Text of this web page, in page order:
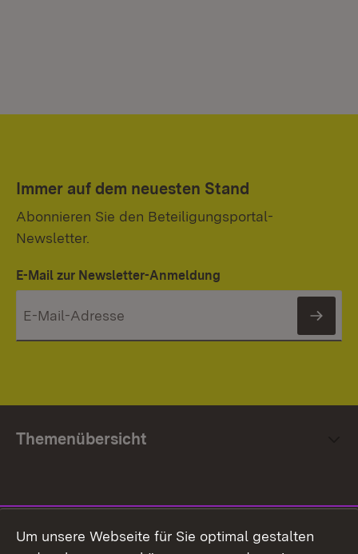
Immer auf dem neuesten Stand
Abonnieren Sie den Beteiligungsportal-
Newsletter.
E-Mail zur Newsletter-Anmeldung
Themenübersicht
Um unsere Webseite für Sie optimal gestalten